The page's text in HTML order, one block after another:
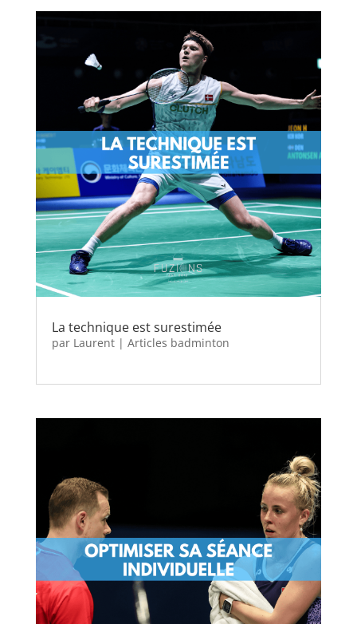
La technique est surestimée
par Laurent| Articles badminton